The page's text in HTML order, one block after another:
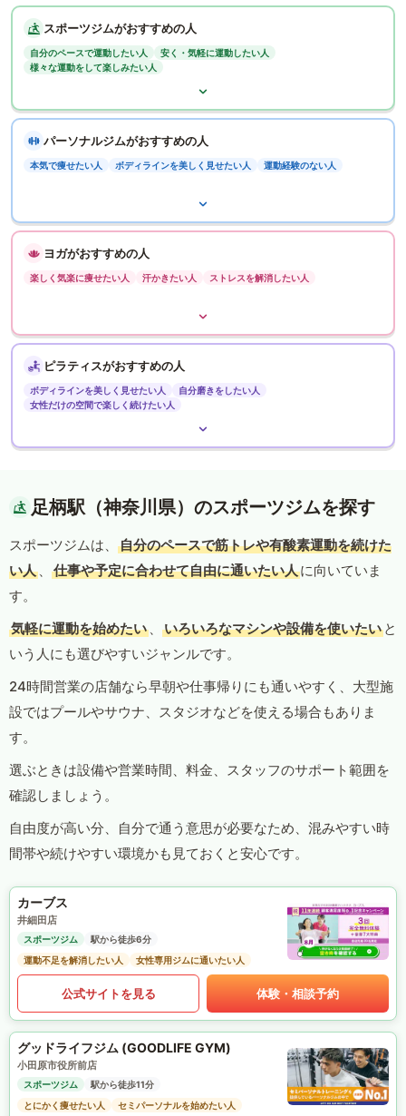
スポーツジムがおすすめの人
自分のペースで運動したい人
安く・気軽に運動したい人
様々な運動をして楽しみたい人
パーソナルジムがおすすめの人
本気で痩せたい人 ボディラインを美しく見せたい人 運動経験のない人
ヨガがおすすめの人
楽しく気楽に痩せたい人 汗かきたい人 ストレスを解消したい人
ピラティスがおすすめの人
ボディラインを美しく見せたい人
自分磨きをしたい人
女性だけの空間で楽しく続けたい人
足柄駅（神奈川県）のスポーツジムを探す
スポーツジムは、
自分のペースで筋トレや有酸素運動を続けた
い人 、 仕事や予定に合わせて自由に通いたい人に向いていま
す。
気軽に運動を始めたい 、 いろいろなマシンや設備を使いたい と
いう人にも選びやすいジャンルです。
24時間営業の店舗なら早朝や仕事帰りにも通いやすく、大型施
設ではプールやサウナ、スタジオなどを使える場合もありま
す。
選ぶときは設備や営業時間、料金、スタッフのサポート範囲を
確認しましょう。
自由度が高い分、自分で通う意思が必要なため、混みやすい時
間帯や続けやすい環境かも見ておくと安心です。
カーブス
井細田店
スポーツジム
駅から徒歩6分
運動不足を解消したい人
女性専用ジムに通いたい人
公式サイトを見る 体験・相談予約
グッドライフジム (GOODLIFE GYM)
小田原市役所前店
スポーツジム
駅から徒歩11分
とにかく痩せたい人
セミパーソナルを始めたい人